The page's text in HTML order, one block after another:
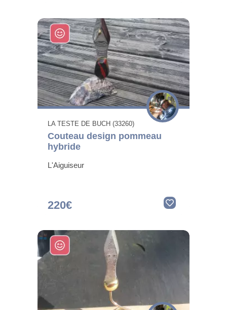
LA TESTE DE BUCH (33260)
Couteau design pommeau
hybride
L'Aiguiseur
220€